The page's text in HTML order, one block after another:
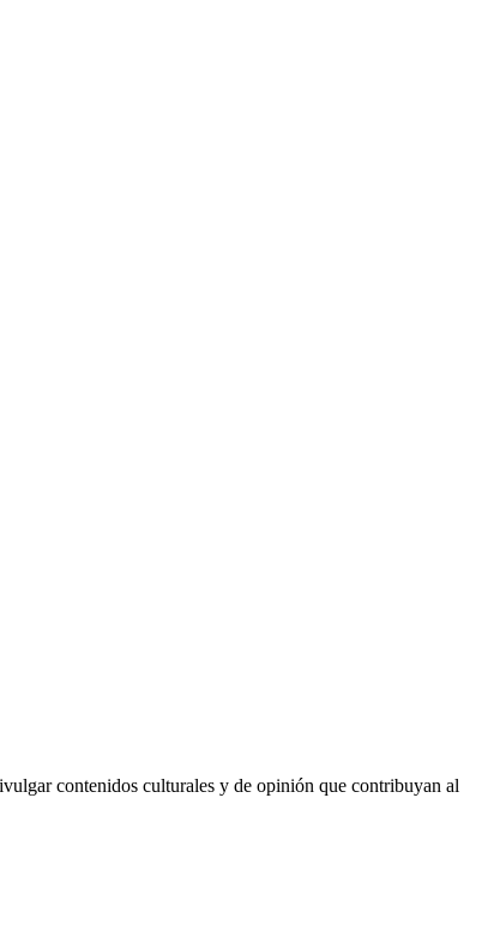
contenidos culturales y de opinión que contribuyan al